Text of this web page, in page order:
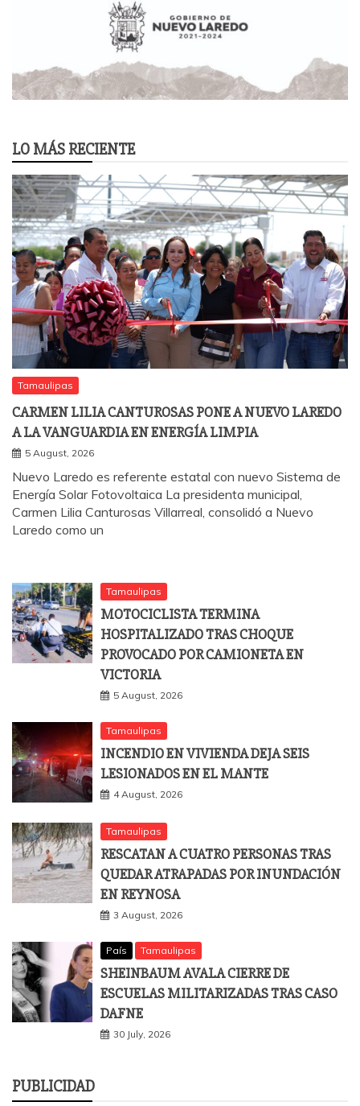
LO MÁS RECIENTE
Tamaulipas
CARMEN LILIA CANTUROSAS PONE A NUEVO LAREDO
A LA VANGUARDIA EN ENERGÍA LIMPIA
5 August, 2026
Nuevo Laredo es referente estatal con nuevo Sistema de
Energía Solar Fotovoltaica La presidenta municipal,
Carmen Lilia Canturosas Villarreal, consolidó a Nuevo
Laredo como un
Tamaulipas
MOTOCICLISTA TERMINA
HOSPITALIZADO TRAS CHOQUE
PROVOCADO POR CAMIONETA EN
VICTORIA
5 August, 2026
Tamaulipas
INCENDIO EN VIVIENDA DEJA SEIS
LESIONADOS EN EL MANTE
4 August, 2026
Tamaulipas
RESCATAN A CUATRO PERSONAS TRAS
QUEDAR ATRAPADAS POR INUNDACIÓN
EN REYNOSA
3 August, 2026
País Tamaulipas
SHEINBAUM AVALA CIERRE DE
ESCUELAS MILITARIZADAS TRAS CASO
DAFNE
30 July, 2026
PUBLICIDAD